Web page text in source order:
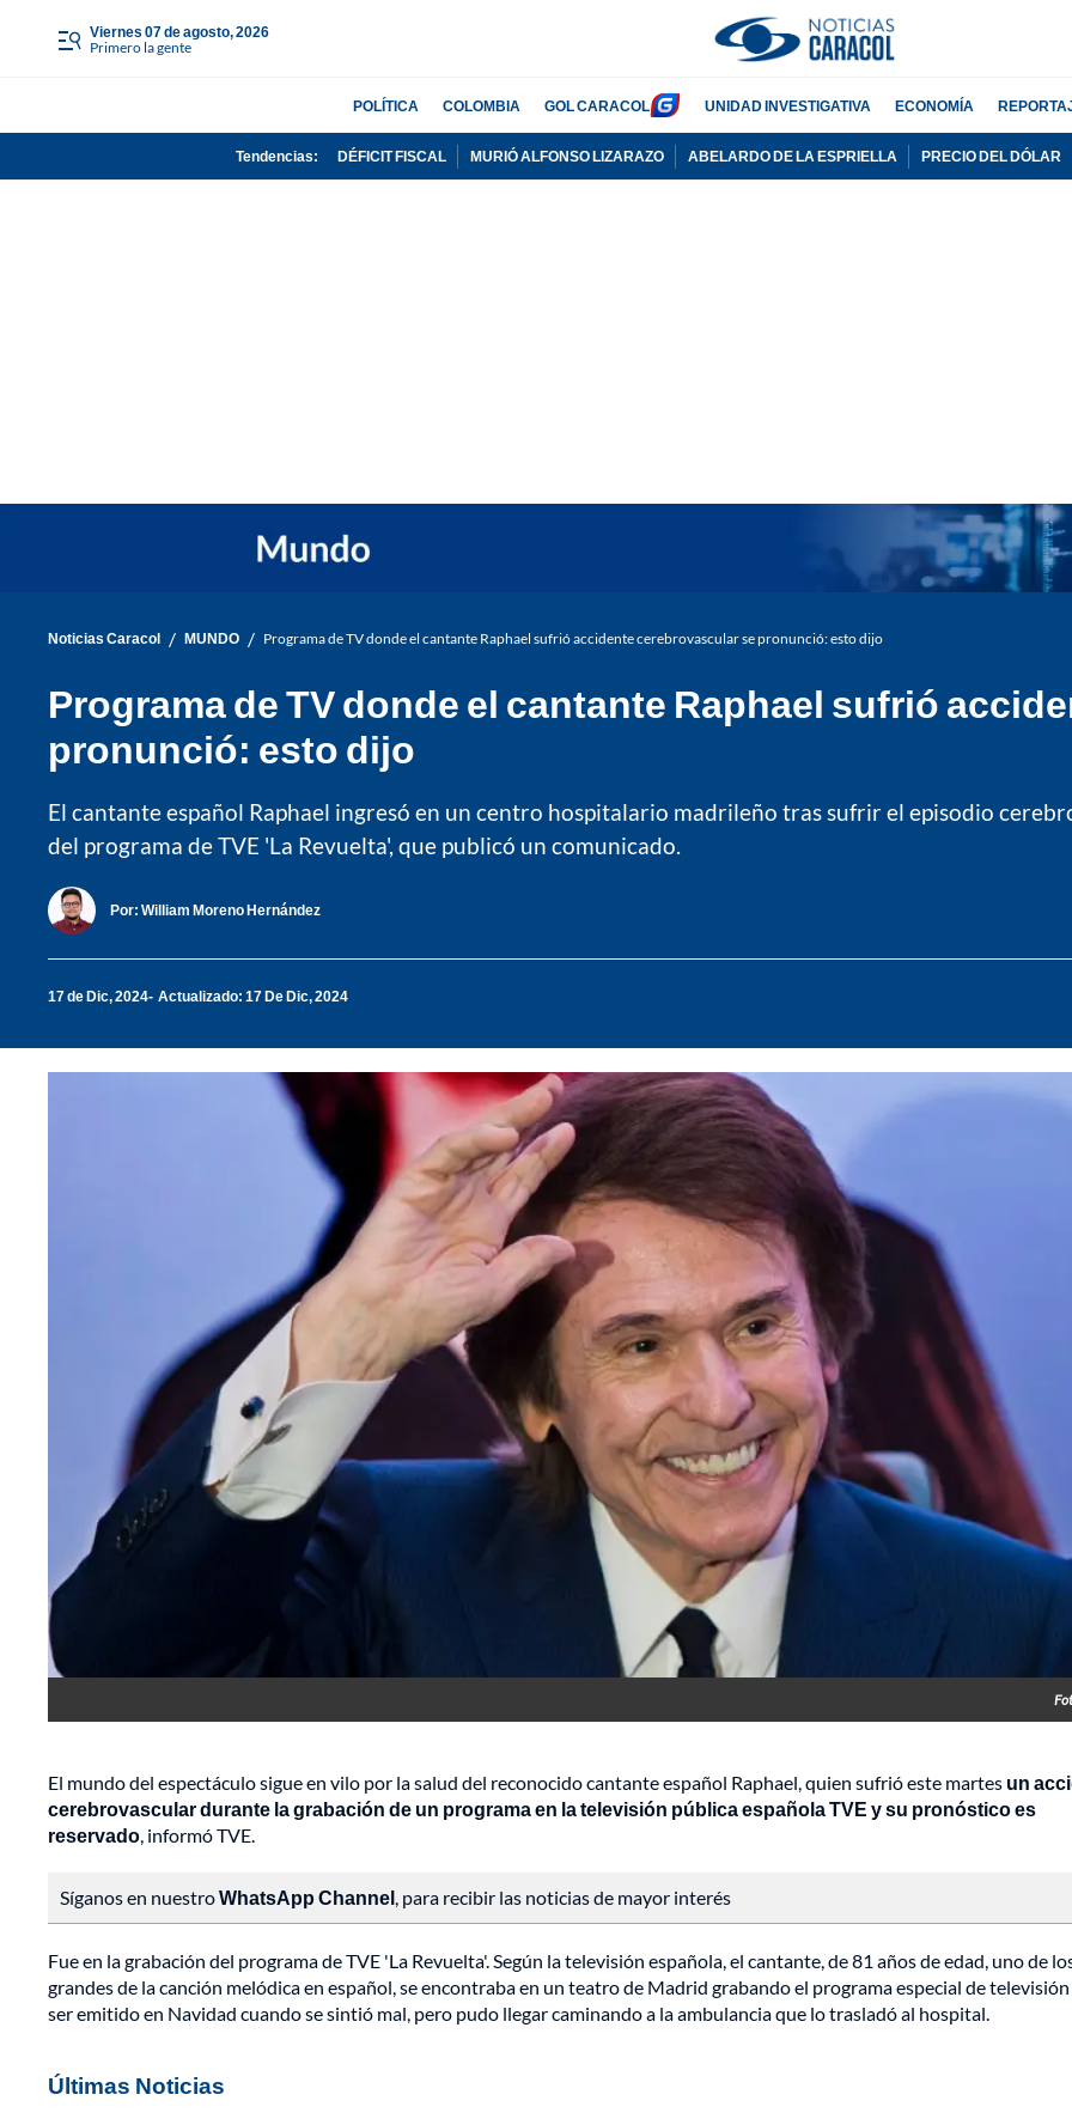
viernes 07 de agosto, 2026
Primero la gente
POLÍTICA COLOMBIA GOL CARACOL UNIDAD INVESTIGATIVA ECONOMÍA
Tendencias: DÉFICIT FISCAL MURIÓ ALFONSO LIZARAZO ABELARDO DE LA ESPRIELLA PRECIO DEL DÓLAR
Noticias Caracol / MUNDO / Programa de TV donde el cantante Raphael sufrió accidente cerebrovascular se pronunció: esto dijo
Programa de TV donde el cantante Raphael sufrió
pronunció: esto dijo
El cantante español Raphael ingresó en un centro hospitalario madrileño tras sufrir el episodio
del programa de TVE 'La Revuelta', que publicó un comunicado.
Por: William Moreno Hernández
17 de Dic, 2024 Actualizado: 17 De Dic, 2024
El mundo del espectáculo sigue en vilo por la salud del reconocido cantante español Raphael, quien sufrió este martes un
cerebrovascular durante la grabación de un programa en la televisión pública española TVE y su pronóstico es
reservado, informó TVE.
Síganos en nuestroWhatsApp Channel, para recibir las noticias de mayor interés
Fue en la grabación del programa de TVE 'La Revuelta'. Según la televisión española, el cantante, de 81 años de edad, uno de
grandes de la canción melódica en español, se encontraba en un teatro de Madrid grabando el programa especial de
ser emitido en Navidad cuando se sintió mal, pero pudo llegar caminando a la ambulancia que lo trasladó al hospital.
Últimas Noticias